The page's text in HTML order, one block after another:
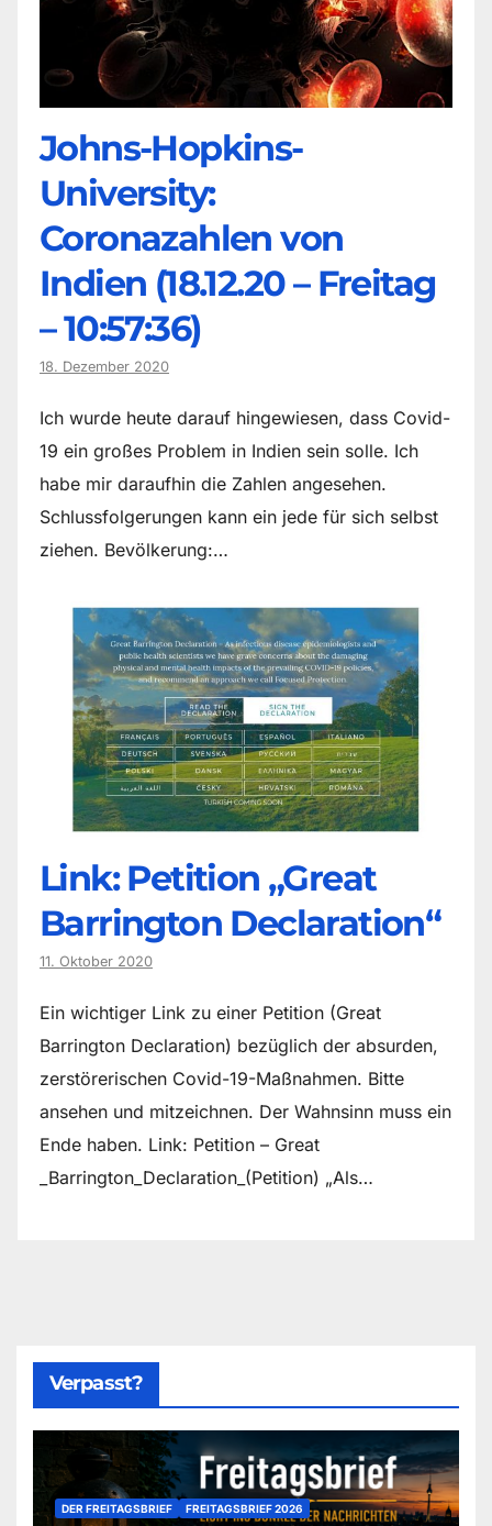
Johns-Hopkins-
University:
Coronazahlen von
Indien (18.12.20 – Freitag
– 10:57:36)
18. Dezember 2020
Ich wurde heute darauf hingewiesen, dass Covid-
19 ein großes Problem in Indien sein solle. Ich
habe mir daraufhin die Zahlen angesehen.
Schlussfolgerungen kann ein jede für sich selbst
ziehen. Bevölkerung:…
Link: Petition „Great
Barrington Declaration“
11. Oktober 2020
Ein wichtiger Link zu einer Petition (Great
Barrington Declaration) bezüglich der absurden,
zerstörerischen Covid-19-Maßnahmen. Bitte
ansehen und mitzeichnen. Der Wahnsinn muss ein
Ende haben. Link: Petition – Great
_Barrington_Declaration_(Petition) „Als…
Verpasst?
DER FREITAGSBRIEF FREITAGSBRIEF 2026